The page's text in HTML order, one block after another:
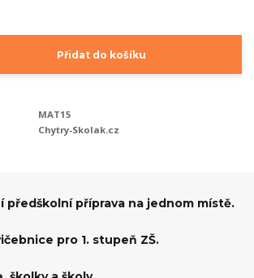
Přidat do košíku
MAT15
Chytry-Skolak.cz
předškolní příprava na jednom místě.
pro 1. stupeň ZŠ.